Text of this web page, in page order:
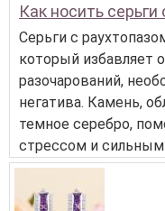
Как носить
Серьги с
который избавляет
разочарований,
негатива. Камень,
темное серебро,
стрессом и